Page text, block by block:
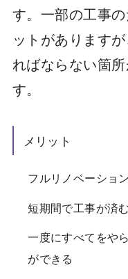
す。一部の工事
ットがあります
ればならない箇
す。
メリット
フルリノベーショ
短期間で工事が済む
一度にすべてをや
ができる